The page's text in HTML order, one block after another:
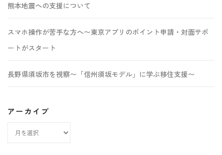
熊本地震への支援について
スマホ操作が苦手な方へ〜東京アプリのポイント申請・対面サポ
ートがスタート
長野県須坂市を視察〜「信州須坂モデル」に学ぶ移住支援〜
アーカイブ